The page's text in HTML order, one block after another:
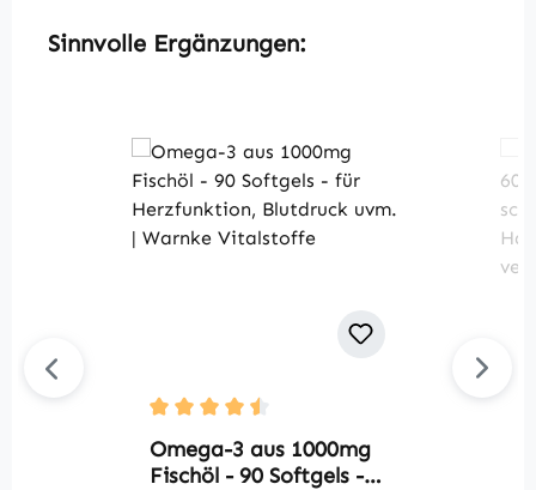
Produktgalerie überspringen
Sinnvolle Ergänzungen:
Durchschnittliche Bewertung von 4.5 von
Omega-3 aus 1000mg
Fischöl - 90 Softgels -